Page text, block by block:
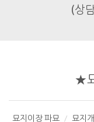
(상
★
묘지이장 파묘 묘지